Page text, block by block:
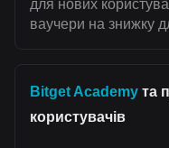
для нових
ваучери на знижку
Bitget Academy та
користувачів